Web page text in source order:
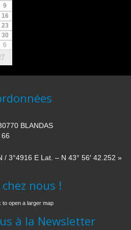
9
16
23
30
6
BLANDAS
3°4916 E Lat. – N 43° 56′ 42.252 »
nous !
à la Newsletter